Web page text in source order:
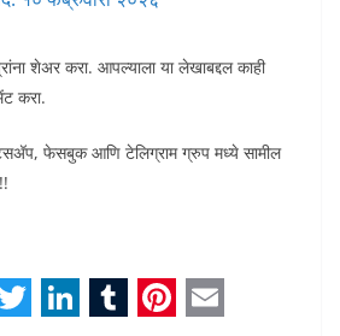
शेअर करा. आपल्याला या लेखाबद्दल काही
करा.
फेसबुक आणि टेलिग्राम ग्रुप मध्ये सामील